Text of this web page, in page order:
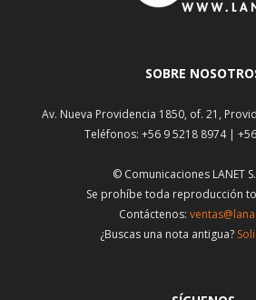
SOBRE
Av. Nueva Providencia 1850, of. 21,
Teléfonos: +56 9 5218 8974 |
© Comunicaciones LANET
Se prohíbe toda reproducción
Contáctenos:
¿Buscas una nota antigua?